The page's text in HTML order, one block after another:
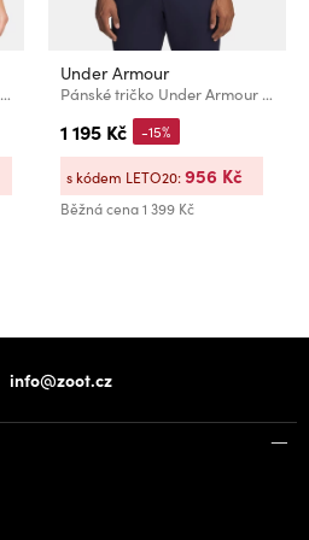
Pánské tričko Under Armour UA Icon Polo
Under Armour
Pánské tričko Under Armour UA Matchplay Polo-WHT
1 195 Kč
Běžná cena1 399 Kč
-15%
s kódem LETO20:956 Kč
info@zoot.cz